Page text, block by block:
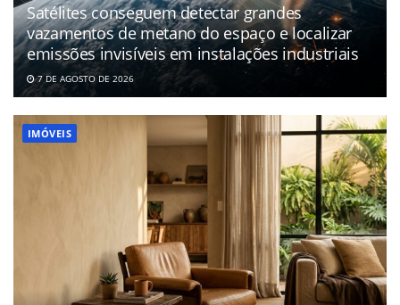
Satélites conseguem detectar grandes
vazamentos de metano do espaço e localizar
emissões invisíveis em instalações industriais
7 DE AGOSTO DE 2026
IMÓVEIS